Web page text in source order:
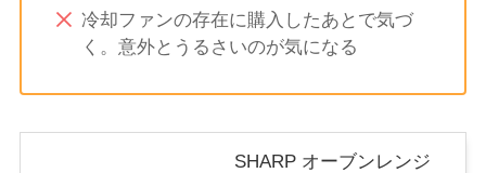
冷却ファンの存在に購入したあとで気づ
く。意外とうるさいのが気になる
SHARP オーブンレンジ